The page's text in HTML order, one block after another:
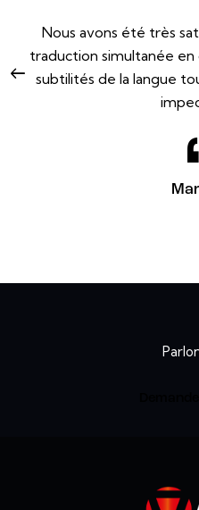
Nous avons été très
traduction simultanée en
subtilités de la langue